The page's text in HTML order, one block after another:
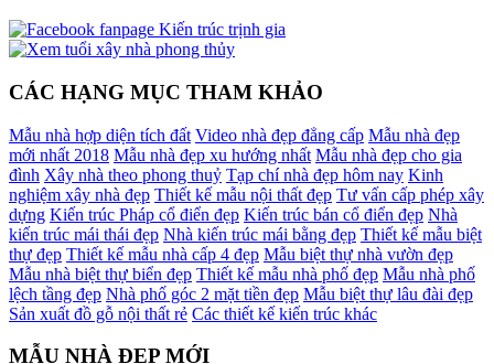
CÁC HẠNG MỤC THAM KHẢO
Mẫu nhà hợp diện tích đất Video nhà đẹp đẳng cấp Mẫu nhà đẹp
mới nhất 2018 Mẫu nhà đẹp xu hướng nhất Mẫu nhà đẹp cho gia
đình Xây nhà theo phong thuỷ Tạp chí nhà đẹp hôm nay Kinh
nghiệm xây nhà đẹp Thiết kế mẫu nội thất đẹp Tư vấn cấp phép xây
dựng Kiến trúc Pháp cổ điển đẹp Kiến trúc bán cổ điển đẹp Nhà
kiến trúc mái thái đẹp Nhà kiến trúc mái bằng đẹp Thiết kế mẫu biệt
thự đẹp Thiết kế mẫu nhà cấp 4 đẹp Mẫu biệt thự nhà vườn đẹp
Mẫu nhà biệt thự biển đẹp Thiết kế mẫu nhà phố đẹp Mẫu nhà phố
lệch tầng đẹp Nhà phố góc 2 mặt tiền đẹp Mẫu biệt thự lâu đài đẹp
Sản xuất đồ gỗ nội thất rẻ Các thiết kế kiến trúc khác
MẪU NHÀ ĐẸP MỚI